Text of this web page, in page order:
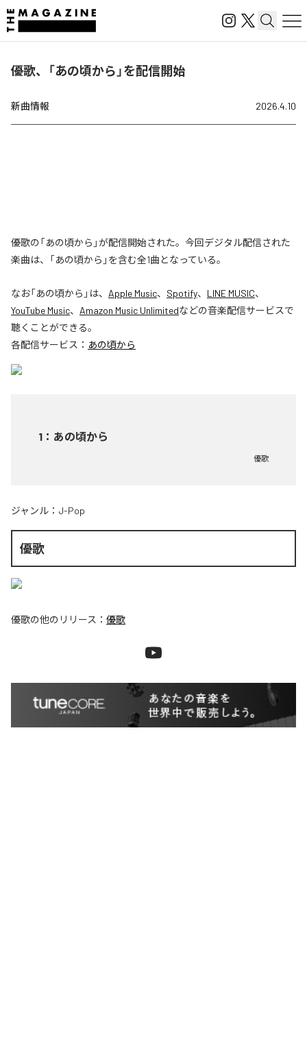
優歌、「あの頃から」を配信開始
新曲情報 2026.4.10
優歌の「あの頃から」が配信開始された。今回デジタル配信された
楽曲は、「あの頃から」を含む全1曲となっている。
なお「あの頃から 」は、 Apple Music、 Spotify、 LINE MUSIC、
YouTube Music、 Amazon Music Unlimitedなどの音楽配信サービスで
聴くことができる。
各配信サービス： あの頃から
1 ： あの頃から
優歌
ジャンル： J-Pop
優歌
優歌の他のリリース： 優歌